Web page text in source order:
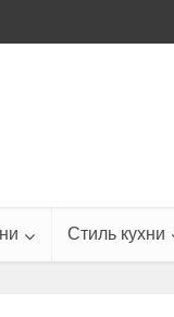
Стиль кухни